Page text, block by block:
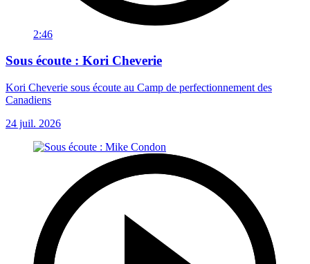
2:46
Sous écoute : Kori Cheverie
Kori Cheverie sous écoute au Camp de perfectionnement des
Canadiens
24 juil. 2026